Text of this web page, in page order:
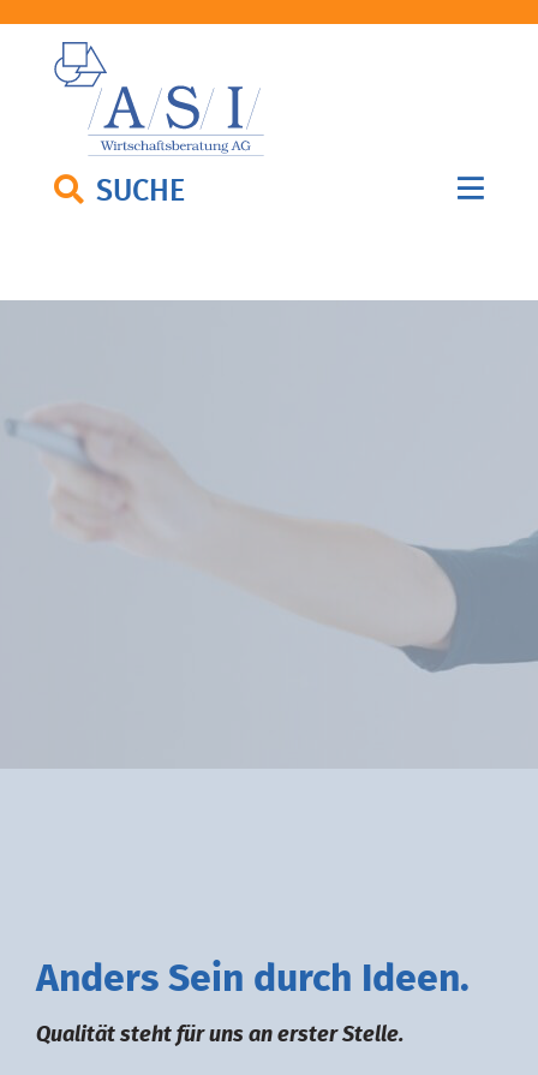
SUCHE
Anders Sein durch deen.
Qualität steht für uns an erster Stelle.